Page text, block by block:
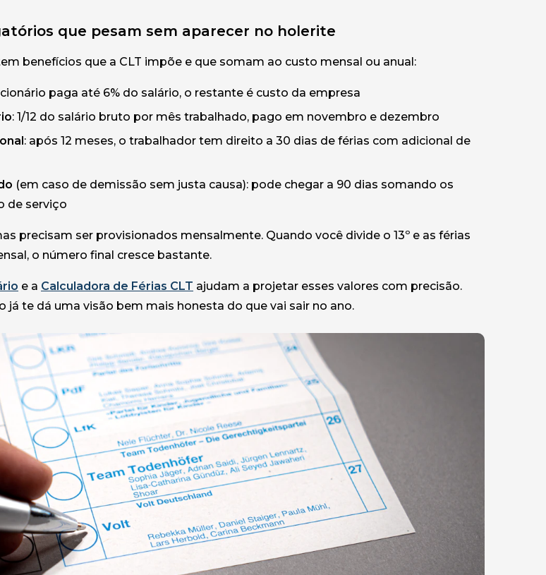
que pesam sem aparecer no holerite
benefícios que a CLT impõe e que somam ao custo mensal ou anual:
paga até 6% do salário, o restante é custo da empresa
: 1/12 do salário bruto por mês trabalhado, pago em novembro e dezembro
: após 12 meses, o trabalhador tem direito a 30 dias de férias com adicional de
(em caso de demissão sem justa causa): pode chegar a 90 dias somando os
de serviço
precisam ser provisionados mensalmente. Quando você divide o 13º e as férias
o número final cresce bastante.
e a Calculadora de Férias CLT ajudam a projetar esses valores com precisão.
já te dá uma visão bem mais honesta do que vai sair no ano.